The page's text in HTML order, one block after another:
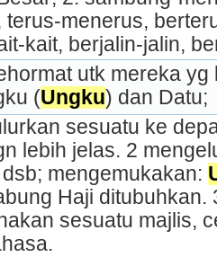
terus-menerus,
kait, berjalin-jalin,
utk mereka yg
(Ungku) dan Datu;
sesuatu ke
lebih jelas. 2
mengemukakan:
Haji ditubuhkan.
sesuatu majlis,